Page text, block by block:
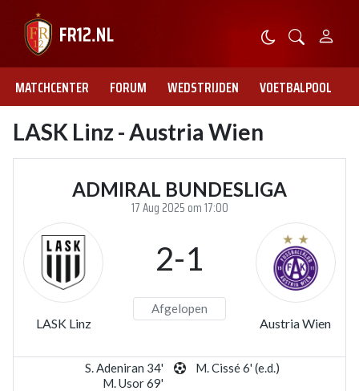
MATCHCENTER FORUM WEDSTRIJDEN VOETBALPOOL
LASK Linz - Austria Wien
ADMIRAL BUNDESLIGA
17 Aug 2025 om 17:00
LASK Linz
2-1
Afgelopen
Austria Wien
S. Adeniran 34'
M. Usor 69'
M. Cissé 6' (e.d.)